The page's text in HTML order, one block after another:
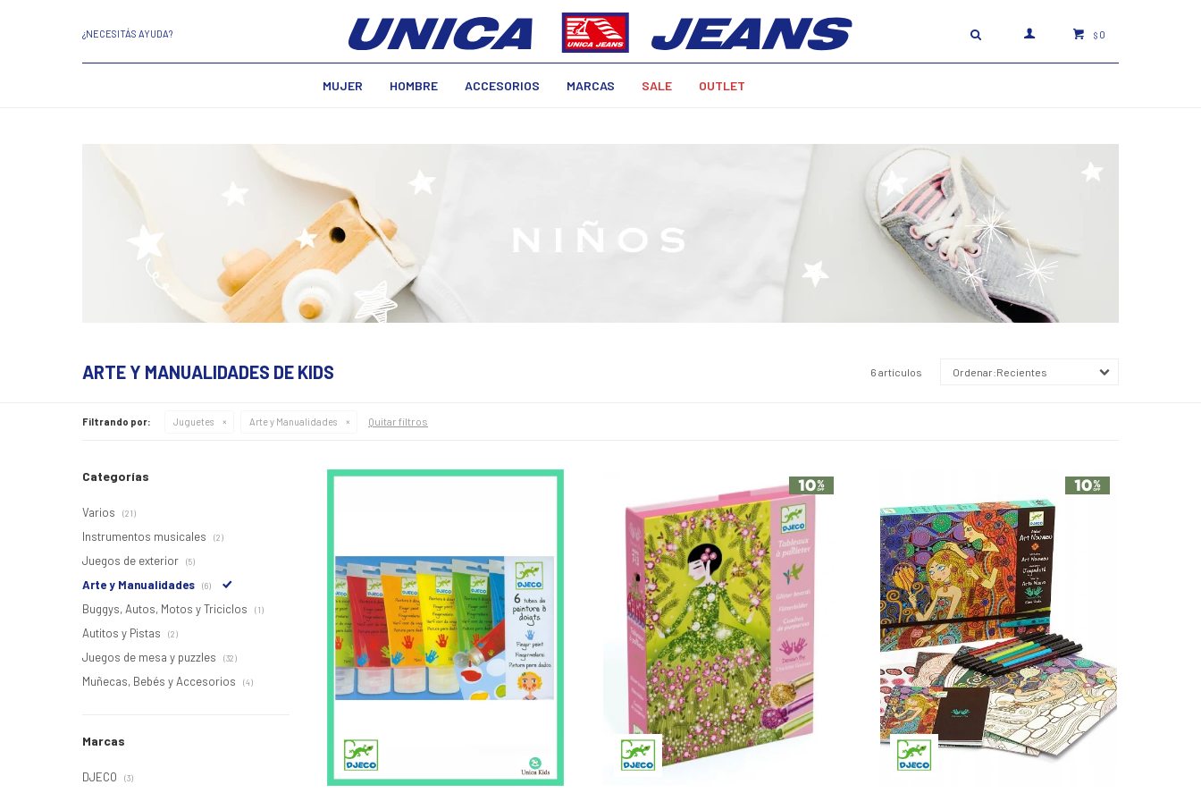
MUJER HOMBRE ACCESORIOS MARCAS SALE OUTLET
$ 0
¿NECESITÁS AYUDA?
ARTE Y MANUALIDADES DE KIDS 6 artículos Recientes
Filtrando por: Juguetes Arte y Manualidades Quitar filtros
Categorías
Varios (21)
Instrumentos musicales (2)
Juegos de exterior (5)
Arte y Manualidades (6)
Buggys, Autos, Motos y Triciclos (1)
Autitos y Pistas (2)
Juegos de mesa y puzzles (32)
Muñecas, Bebés y Accesorios (4)
Marcas
DJECO (3)